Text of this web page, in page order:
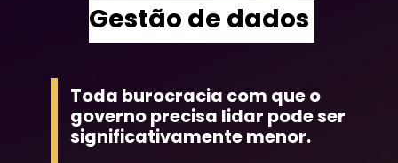
Toda burocracia com que o
governo precisa lidar pode ser
significativamente menor.
Gestão de dados